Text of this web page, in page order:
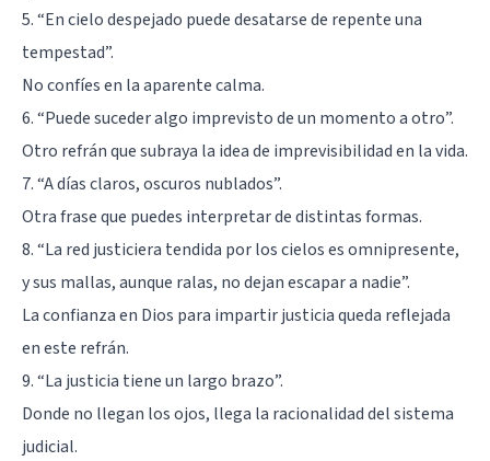
5. “En cielo despejado puede desatarse de repente una
tempestad”.
No confíes en la aparente calma.
6. “Puede suceder algo imprevisto de un momento a otro”.
Otro refrán que subraya la idea de imprevisibilidad en la vida.
7. “A días claros, oscuros nublados”.
Otra frase que puedes interpretar de distintas formas.
8. “La red justiciera tendida por los cielos es omnipresente,
y sus mallas, aunque ralas, no dejan escapar a nadie”.
La confianza en Dios para impartir justicia queda reflejada
en este refrán.
9. “La justicia tiene un largo brazo”.
Donde no llegan los ojos, llega la racionalidad del sistema
judicial.